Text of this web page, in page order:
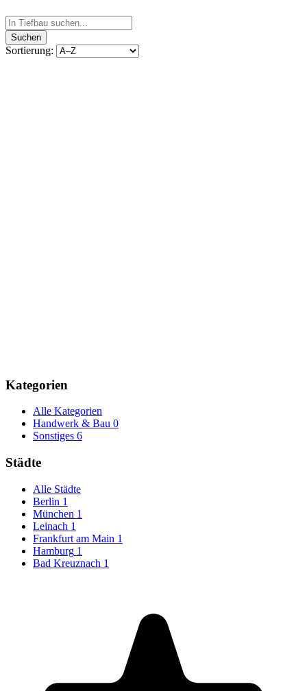
Suchen
Sortierung:
Kategorien
Alle Kategorien
Handwerk & Bau 0
Sonstiges 6
Städte
Alle Städte
Berlin 1
München 1
Leinach 1
Frankfurt am Main 1
Hamburg 1
Bad Kreuznach 1